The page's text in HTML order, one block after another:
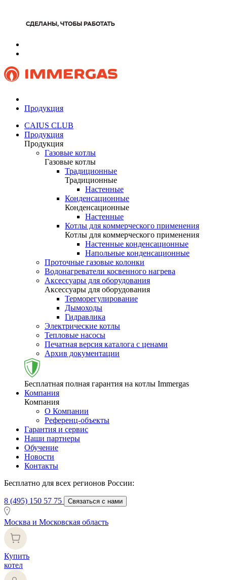
Продукция
CAIUS CLUB
Продукция
Продукция
Газовые котлы
Газовые котлы
Традиционные
Традиционные
Настенные
Конденсационные
Конденсационные
Настенные
Котлы для коммерческого применения
Котлы для коммерческого применения
Настенные конденсационные
Напольные конденсационные
Проточные газовые колонки
Водонагреватели косвенного нагрева
Аксессуары для оборудования
Аксессуары для оборудования
Терморегулирование
Дымоходы
Гидравлика
Электрические котлы
Тепловые насосы
Печатная версия каталога с ценами
Архив документации
Бесплатная полная гарантия на котлы Immergas
Компания
Компания
О Компании
Референц-объекты
Гарантия и сервис
Наши партнеры
Обучение
Новости
Контакты
Бесплатно для всех регионов России:
8 (495) 150 57 75 Связаться с нами
Москва и Московская область
Купить
котел